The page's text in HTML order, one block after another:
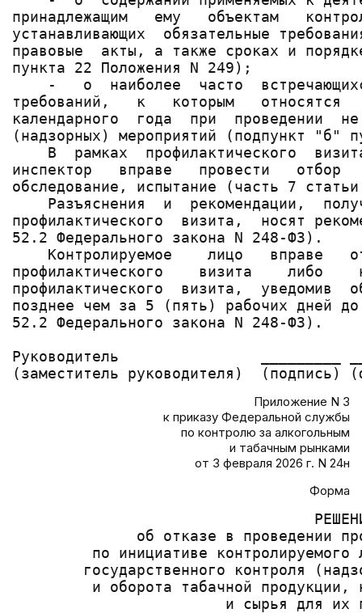
принадлежащим   ему   объектам
устанавливающих  обязательные
правовые  акты, а также сроках и
пункта 22 Положения N 249);
-   о  наиболее  часто
требований,   к   которым   относятся
календарного  года  при  проведении
(надзорных) мероприятий (подпункт "б"
В  рамках  профилактического
инспектор   вправе   провести   отбор
обследование, испытание (часть 7
Разъяснения  и  рекомендации,
профилактического  визита,  носят
52.2 Федерального закона N 248-ФЗ).
Контролируемое    лицо   вправе
профилактического    визита    либо
профилактического  визита,  уведомив
позднее чем за 5 (пять) рабочих дней
52.2 Федерального закона N 248-ФЗ).
Руководитель                _________
Приложение N 3
к приказу Федеральной службы
по контролю за алкогольным
и табачным рынками
от 3 февраля 2026 г. N 24н
Форма
об отказе в проведении
по инициативе контролируемого
государственного контроля
и оборота табачной продукции,
и сырья для их